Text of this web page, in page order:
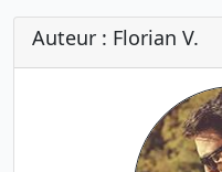
Auteur : Florian V.